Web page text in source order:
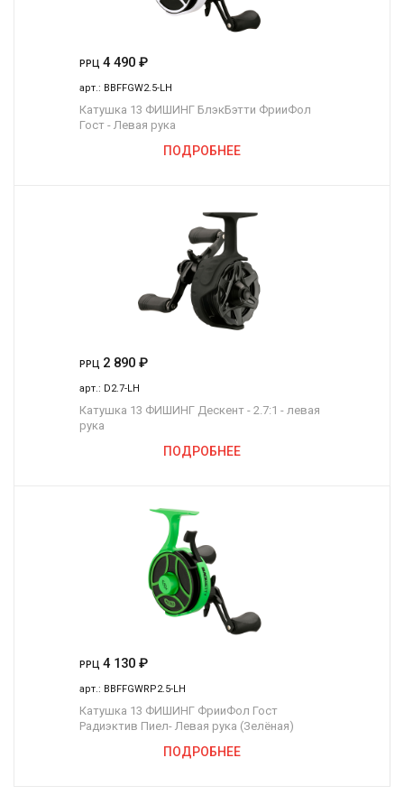
РРЦ 4 490 ₽
арт.: BBFFGW2.5-LH
Катушка 13 ФИШИНГ БлэкБэтти ФрииФол
Гост - Левая рука
ПОДРОБНЕЕ
РРЦ 2 890 ₽
арт.: D2.7-LH
Катушка 13 ФИШИНГ Дескент - 2.7:1 - левая
рука
ПОДРОБНЕЕ
РРЦ 4 130 ₽
арт.: BBFFGWRP2.5-LH
Катушка 13 ФИШИНГ ФрииФол Гост
Радиэктив Пиел- Левая рука (Зелёная)
ПОДРОБНЕЕ